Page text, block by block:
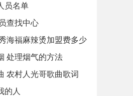
员名单
查找中心
海福麻辣烫加盟费多少
处理烟气的方法
农村人光哥歌曲歌词
的人